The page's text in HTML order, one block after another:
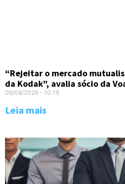
“Rejeitar o mercado
da Kodak”, avalia sócio da
06/08/2026 10:19
Leia mais